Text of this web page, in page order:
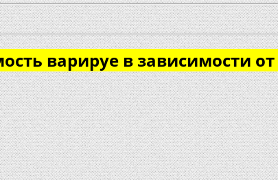
варируе в зависимости